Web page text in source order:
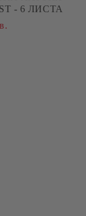
- 6 ЛИСТА